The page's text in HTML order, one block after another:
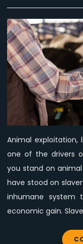
Animal exploitation,
one of the drivers
you stand on
have stood on
inhumane system
economic gain.